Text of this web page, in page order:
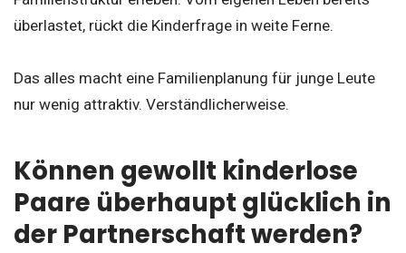
überlastet, rückt die Kinderfrage in weite Ferne.
Das alles macht eine Familienplanung für junge Leute
nur wenig attraktiv. Verständlicherweise.
Können gewollt kinderlose
Paare überhaupt glücklich in
der Partnerschaft werden?